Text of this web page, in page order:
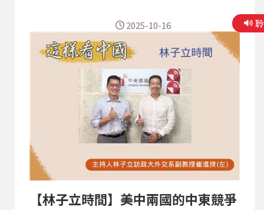
崩潰，而習近平堅持的新質生產力策略，勢必引發
更激烈的國際貿易戰。 對於國民黨新路線，陳世民
認為，對於即將接任國民黨主席的鄭麗文回覆習近
平賀電時所提的「九二共識」，已從過去馬英九、
朱立倫時期的「一中各表」，質變為「各表一
中」。他解釋，「各表一中」是先肯定了「一中原
則」，才在之後各自表述，這將完全掏空中華民國
的詮釋空間。此外，鄭麗文的路線不再提親美與反
共，這與民眾黨主席黃國昌反對統一、柯文哲延續
蔡英文親美路線的立場背道而馳，讓藍白合的前景
充滿根本性的矛盾。 (請點選頁面上的三角形播放
鍵圖案收聽，或透過Podcast平台搜尋「這樣看中
國 林子立時間」收聽。) 【與節目互動】
EMAIL: 2020@rti.org.tw、20200203...
【林子立時間】美中兩國的中東競爭
2025-10-16